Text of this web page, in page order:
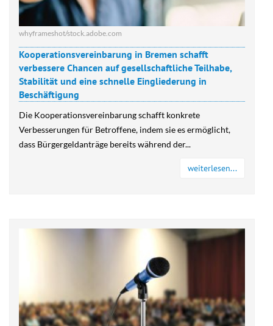
whyframeshot/stock.adobe.com
Kooperationsvereinbarung in Bremen schafft
verbessere Chancen auf gesellschaftliche Teilhabe,
Stabilität und eine schnelle Eingliederung in
Beschäftigung
Die Kooperationsvereinbarung schafft konkrete
Verbesserungen für Betroffene, indem sie es ermöglicht,
dass Bürgergeldanträge bereits während der...
weiterlesen...